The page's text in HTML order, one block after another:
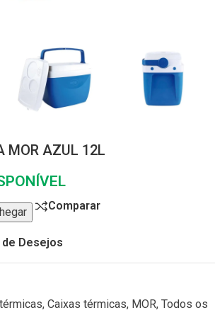
MOR AZUL 12L
Comparar
Desejos
, Caixas térmicas, MOR, Todos os